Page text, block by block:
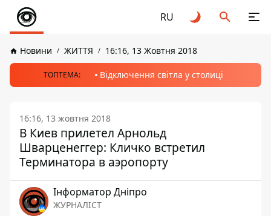
RU
Новини ЖИТТЯ 16:16, 13 Жовтня 2018
ТОПТЕМА: Відключення світла у столиці
16:16, 13 жовтня 2018
В Киев прилетел Арнольд
Шварценеггер: Кличко встретил
Терминатора в аэропорту
Інформатор Дніпро
ЖУРНАЛІСТ